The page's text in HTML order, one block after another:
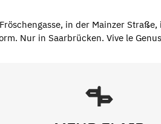
in der Mainzer
Nur in Saarbrücken. Vive le